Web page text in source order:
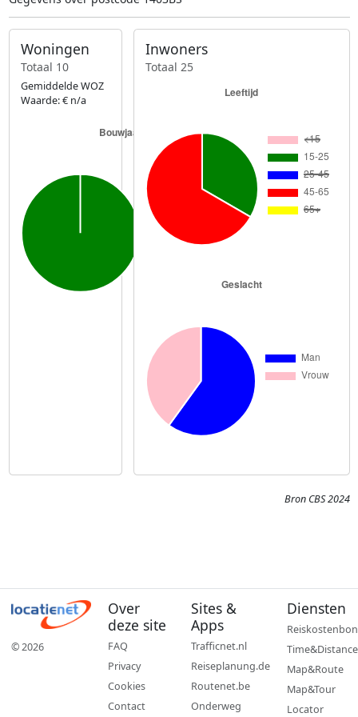
Woningen
Totaal 10
Gemiddelde WOZ
Waarde: € n/a
Inwoners
Totaal 25
Bron CBS 2024
© 2026
Over
deze site
FAQ
Privacy
Cookies
Contact
Sites &
Apps
Trafficnet.nl
Reiseplanung.de
Routenet.be
Onderweg
Diensten
Reiskostenbon
Time&Distance
Map&Route
Map&Tour
Locator